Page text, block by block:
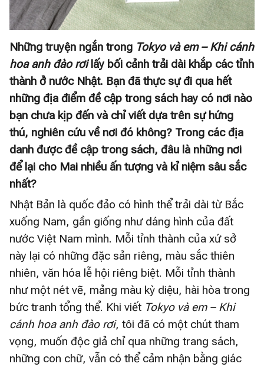
Những truyện ngắn trong Tokyo và em – Khi cánh
hoa anh đào rơilấy bối cảnh trải dài khắp các tỉnh
thành ở nước Nhật. Bạn đã thực sự đi qua hết
những địa điểm đề cập trong sách hay có nơi nào
bạn chưa kịp đến và chỉ viết dựa trên sự hứng
thú, nghiên cứu về nơi đó không? Trong các địa
danh được đề cập trong sách, đâu là những nơi
để lại cho Mai nhiều ấn tượng và kỉ niệm sâu sắc
nhất?
Nhật Bản là quốc đảo có hình thể trải dài từ Bắc
xuống Nam, gần giống như dáng hình của đất
nước Việt Nam mình. Mỗi tỉnh thành của xứ sở
này lại có những đặc sản riêng, màu sắc thiên
nhiên, văn hóa lễ hội riêng biệt. Mỗi tỉnh thành
như một nét vẽ, mảng màu kỳ diệu, hài hòa trong
bức tranh tổng thể. Khi viết Tokyo và em – Khi
cánh hoa anh đào rơi, tôi đã có một chút tham
vọng, muốn độc giả chỉ qua những trang sách,
những con chữ, vẫn có thể cảm nhận bằng giác